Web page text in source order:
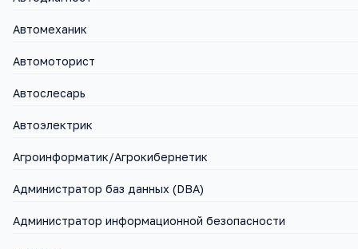
Автомеханик
Автомоторист
Автослесарь
Автоэлектрик
Агроинформатик/Агрокибернетик
Администратор баз данных (DBA)
Администратор информационной безопасности